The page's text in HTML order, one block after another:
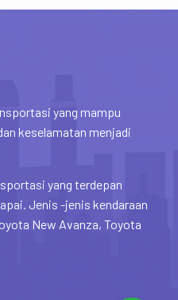
yang mampu
keselamatan menjadi
yang terdepan
Jenis -jenis kendaraan
New Avanza, Toyota